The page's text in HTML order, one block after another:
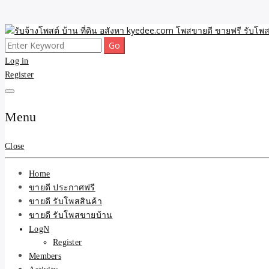
Skip
to
content
รับจ้างโพสต์ บ้าน ที่ดิน อสั
และบริการ
ขายดี โพสประกาศขายสินค้าฟรี บ้าน ที่ดิน อสังหา รับโพสต์ประกาศขาย
Search
for:
Log in
Register
Menu
Close
Home
ขายดี ประกาศฟรี
ขายดี รับโพสสินค้า
ขายดี รับโพสขายบ้าน
LogN
Register
Members